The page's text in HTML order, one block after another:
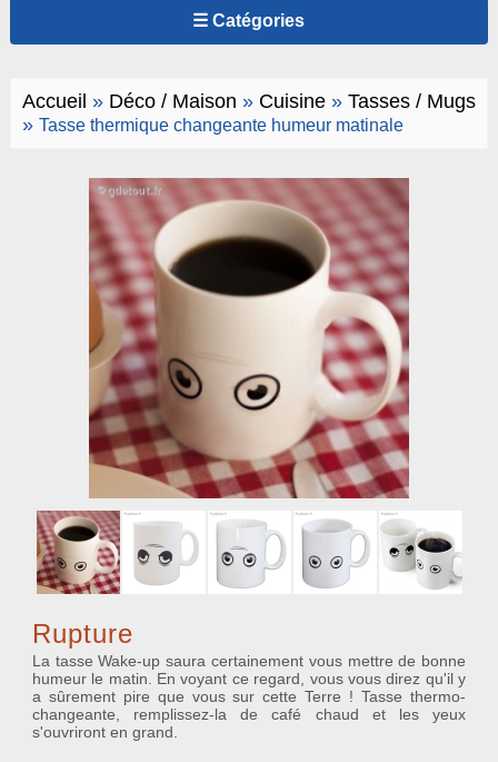
☰ Catégories
Accueil » Déco / Maison » Cuisine» Tasses / Mugs
» Tasse thermique changeante humeur matinale
Rupture
La tasse Wake-up saura certainement vous mettre de bonne
humeur le matin. En voyant ce regard, vous vous direz qu'il y
a sûrement pire que vous sur cette Terre ! Tasse thermo-
changeante, remplissez-la de café chaud et les yeux
s'ouvriront en grand.